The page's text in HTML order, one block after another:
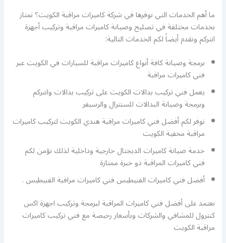
ما أهم الخدمات التي نوفرها في شركة كاميرات مراقبة الكويت؟ نمتاز
بخدمات مختلفة في تصليح وصيانة كاميرات مراقبة وتركيب أجهزة
انتركم ونقدم أيضاً لكم الخدمات التالية:
برمجة وصيانة كافة أنواع كاميرات مراقبة للسيارات في الكويت عبر
فني كاميرات مراقبة
يعمل فني تركيب بدالات الكويت على تركيب بدالات وانتركم
وبرمجة وصيانة البدالات للسنترال والرسيفر
نوفر لكم أفضل فني كاميرات مراقبة هندي الكويت لتركيب كاميرات
مراقبة مخفية الكويت
خدمة صيانة كاميرات الديجتال خارجية وداخلية لذلك نؤمن لكم
فني كاميرات المراقبة ذو خبرة ممتازة
أفضل فني كاميرات الفنيطيس فني كاميرات مراقبة الفنيطيس .
نعتمد على أفضل فني كاميرات المراقبة لبرمجة وتركيب اجهزة اكس
كنترول للمشافي والشركات وبأسعار رخيصة مع فني تركيب كاميرات
مراقبة الكويت